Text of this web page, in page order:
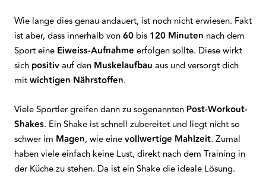
Wie lange dies genau andauert, ist noch nicht erwiesen. Fakt
ist aber, dass innerhalb von60 bis 120 Minuten nach dem
Sport eine Eiweiss-Aufnahme erfolgen sollte. Diese wirkt
sich positivauf den Muskelaufbau aus und versorgt dich
mitwichtigen Nährstoffen.
Viele Sportler greifen dann zu sogenannten Post-Workout-
Shakes. Ein Shake ist schnell zubereitet und liegt nicht so
schwer im Magen, wie einevollwertige Mahlzeit. Zumal
haben viele einfach keine Lust, direkt nach dem Training in
der Küche zu stehen. Da ist ein Shake die ideale Lösung.